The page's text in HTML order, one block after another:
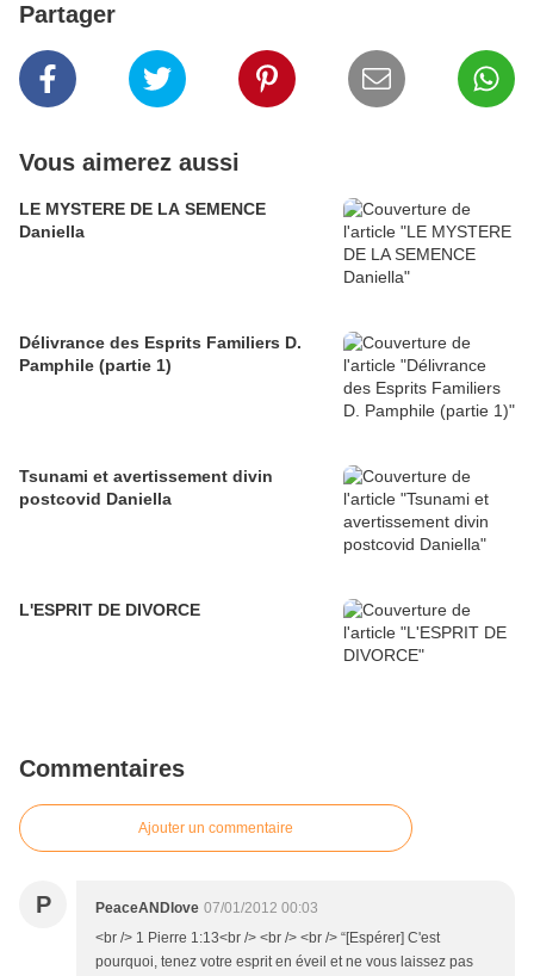
Partager
Vous aimerez aussi
LE MYSTERE DE LA SEMENCE
Daniella
Délivrance des Esprits Familiers D.
Pamphile (partie 1)
Tsunami et avertissement divin
postcovid Daniella
L'ESPRIT DE DIVORCE
Commentaires
Ajouter un commentaire
P PeaceANDlove 07/01/2012 00:03
<br /> 1 Pierre 1:13<br /> <br /> <br /> “[Espérer] C'est
pourquoi, tenez votre esprit en éveil et ne vous laissez pas